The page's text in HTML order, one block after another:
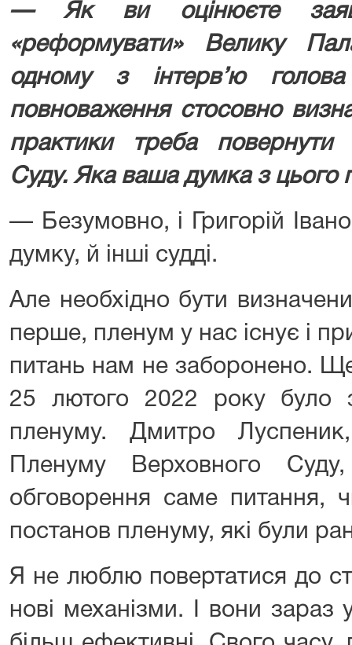
— Як ви оцінюєте
«реформувати» Велику
одному з інтерв’ю
повноваження стосовно
практики треба повернути
Суду. Яка ваша думка з цього
— Безумовно, і Григорій
думку, й інші судді.
Але необхідно бути
перше, пленум у нас існує і
питань нам не заборонено.
25 лютого 2022 року було
пленуму. Дмитро
Пленуму Верховного
обговорення саме питання,
постанов пленуму, які були
Я не люблю повертатися до
нові механізми. І вони зараз